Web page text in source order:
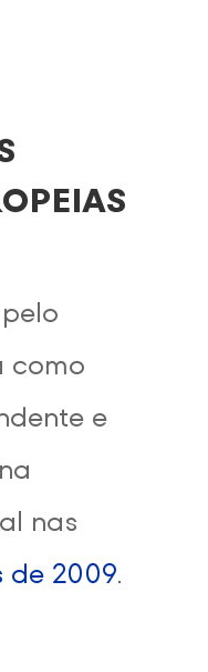
como
e
nas
de 2009.